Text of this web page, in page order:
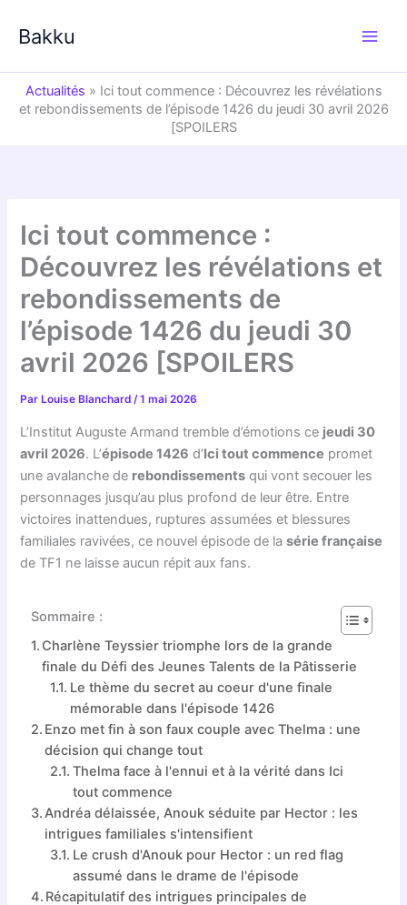
Bakku
Actualités » Ici tout commence : Découvrez les révélations
et rebondissements de l’épisode 1426 du jeudi 30 avril 2026
[SPOILERS
Ici tout commence :
Découvrez les révélations et
rebondissements de
l’épisode 1426 du jeudi 30
avril 2026 [SPOILERS
Par Louise Blanchard/1 mai 2026
L’Institut Auguste Armand tremble d’émotions ce jeudi 30
avril 2026. L’épisode 1426 d’Ici tout commence promet
une avalanche de rebondissements qui vont secouer les
personnages jusqu’au plus profond de leur être. Entre
victoires inattendues, ruptures assumées et blessures
familiales ravivées, ce nouvel épisode de lasérie française
de TF1 ne laisse aucun répit aux fans.
Sommaire :
Charlène Teyssier triomphe lors de la grande
finale du Défi des Jeunes Talents de la Pâtisserie
Le thème du secret au coeur d'une finale
mémorable dans l'épisode 1426
Enzo met fin à son faux couple avec Thelma : une
décision qui change tout
Thelma face à l'ennui et à la vérité dans Ici
tout commence
Andréa délaissée, Anouk séduite par Hector : les
intrigues familiales s'intensifient
Le crush d'Anouk pour Hector : un red flag
assumé dans le drame de l'épisode
Récapitulatif des intrigues principales de